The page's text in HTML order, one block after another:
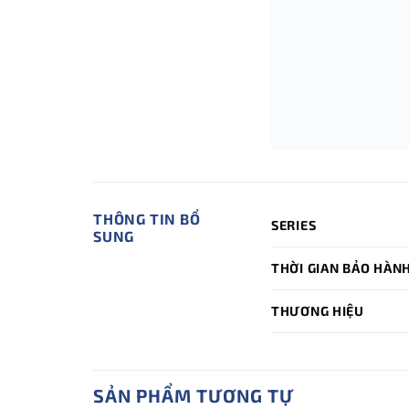
THÔNG TIN BỔ
SUNG
SERIES
THỜI GIAN BẢO
THƯƠNG HIỆU
SẢN PHẨM TƯƠNG TỰ